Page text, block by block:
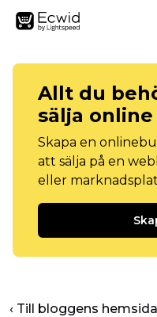
Allt du
sälja online
Skapa en
att sälja på en
eller
‹ Till bloggens hemsida